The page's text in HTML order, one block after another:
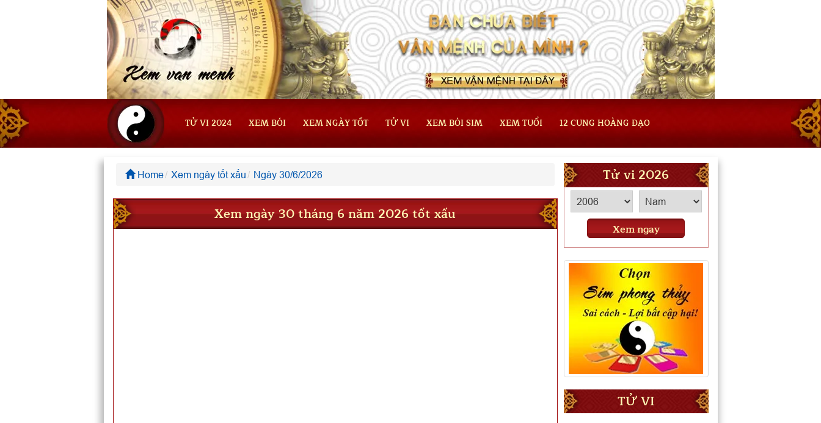
TỬ VI 2024 XEM BÓI XEM NGÀY TỐT TỬ VI XEM BÓI SIM XEM TUỔI 12 CUNG HOÀNG ĐẠO
Home Xem ngày tốt xấu Ngày 30/6/2026
Xem ngày 30 tháng 6 năm 2026 tốt xấu
Tử vi 2026
Xem ngay
TỬ VI